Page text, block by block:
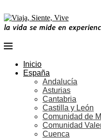
la vida se mide en
Inicio
España
Andalucía
Asturias
Cantabria
Castilla y León
Comunidad de
Comunidad
Cuenca